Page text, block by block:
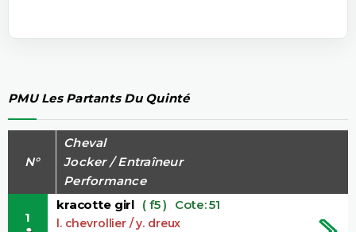
PMU Les Partants Du Quinté
N°
Cheval
Jocker / Entraîneur
Performance
1
kracotte girl ( f5 ) Cote: 51
l. chevrollier / y. dreux